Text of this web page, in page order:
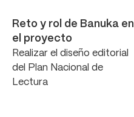
Reto y rol de Banuka en
el proyecto
Realizar el diseño editorial
del Plan Nacional de
Lectura